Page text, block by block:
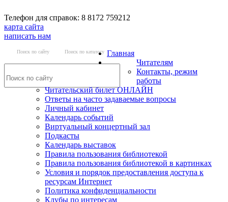
Телефон для справок: 8 8172 759212
карта сайта
написать нам
Поиск по сайту Поиск по каталогу Главная
Читателям
Контакты, режим
работы
Читательский билет ОНЛАЙН
Ответы на часто задаваемые вопросы
Личный кабинет
Календарь событий
Виртуальный концертный зал
Подкасты
Календарь выставок
Правила пользования библиотекой
Правила пользования библиотекой в картинках
Условия и порядок предоставления доступа к
ресурсам Интернет
Политика конфиденциальности
Клубы по интересам